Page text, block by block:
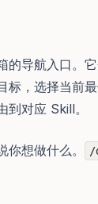
的导航入口。
标，选择当前
到对应 Skill。
你想做什么。 /